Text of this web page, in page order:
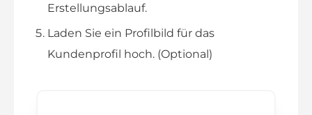
Erstellungsablauf.
Laden Sie ein Profilbild für das
Kundenprofil hoch. (Optional)